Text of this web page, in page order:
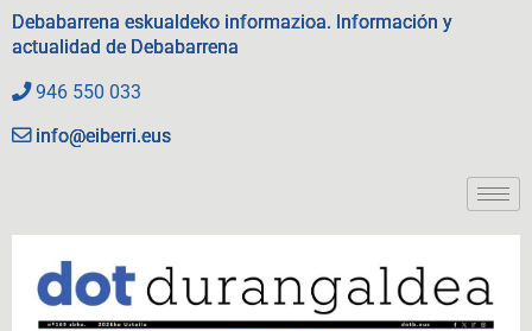
Debabarrena eskualdeko informazioa. Información y
actualidad de Debabarrena
946 550 033
info@eiberri.eus